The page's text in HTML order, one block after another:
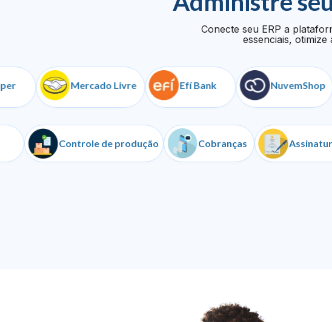
Conecte seu ERP a
essenciais,
Mercado Livre Efí Bank NuvemShop
API Controle de produção Cobranças